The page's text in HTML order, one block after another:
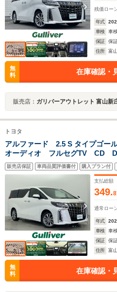
残価ロー
年式
車検
車
保証
保
住所
富
無
料
在庫確認・
販売店： ガリバーアウトレット 富山新
トヨタ
アルファード 2.5 S タイプゴー
オーディオ フルセグTV CD
Bluetooth バックカメラ レー
側パワースライドドア シーケ
トヨタセーフティセンス
販売店保証 車両品質評価書付 購入プラン付
支払総額
349.8
通常ロー
年式
車検
車
保証
保
住所
富
無
料
在庫確認・